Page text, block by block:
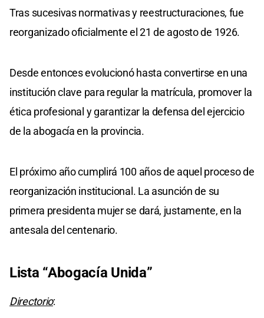
Tras sucesivas normativas y reestructuraciones, fue
reorganizado oficialmente el 21 de agosto de 1926.
Desde entonces evolucionó hasta convertirse en una
institución clave para regular la matrícula, promover la
ética profesional y garantizar la defensa del ejercicio
de la abogacía en la provincia.
El próximo año cumplirá 100 años de aquel proceso de
reorganización institucional. La asunción de su
primera presidenta mujer se dará, justamente, en la
antesala del centenario.
Lista “Abogacía Unida”
Directorio: